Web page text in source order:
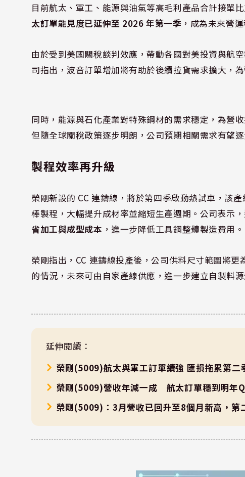
目前航太、軍工、能源與油氣等高毛利產品合計接單
太訂單能見度已延伸至 2026 年第一季 ，成為未來營
由於受到美國關稅談判效應，帶動各國對美投資與航
司指出，波音訂單增加將有助於後續拉貨需求擴大，
同時，能源與石化產業對特殊鋼材的需求穩定，為營
但隨全球關稅政策逐步明朗，公司預期相關需求有望逐
製程效率再升級
榮剛新設的 CC 連鑄線，將於第四季啟動熱試車，該
棒製程，大幅提升成材率並縮短生產週期。公司表示
省加工與成型成本 ，進一步降低工具鋼整體製造費用。
榮剛指出，CC 連鑄線投產後，公司供料尺寸範圍將
的情況，未來可由自家產線供應，進一步建立自製料
延伸閱讀：
榮剛(5009)航太與軍工訂單續強 匯損拖累第二
榮剛(5009)營收年減一成 航太訂單穩到明年
榮剛(5009)：3月營收已回升至8個月新高，第